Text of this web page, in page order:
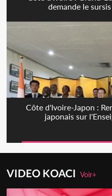
demande le
Côte d'Ivoire-Japon :
japonais sur
VIDEO KOACIVoir+